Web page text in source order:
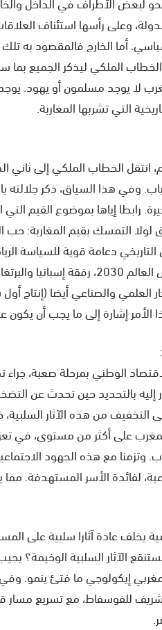
وعلى رأسها استئناف
أما الخارج فالمقصود به
الملكي ليذكر الجميع
لا يوجد مسلمون أو يهود.
التي تشربها المغاربة.
انتقل الخطاب الملكي إلى
وفي هذا السياق، ذكر جلالته
رابطا إياها بموضوع القيم
لولا التمسك بقيم المغاربة:
التاريخي دعامة قوية للسياسة
ترشيح المغرب لاحتضان كأس
العلمي والصناعي أيضا (إنتاج
إشارة إلى ما يجب أن
الوطني بمرحلة صعبة، جراء
بالتحديد حين تحدث عن
التخفيف من هذه الآثار
على أكثر من مستوى، في
وتزمنا مع هذه الجهود
لفائدة الأسر المستهدفة. مما
يخلف عادة آثارا سلبية على
الآثار السلبية الوخيمة؟
إيكولوجي ما فتئ ينمو.
للفوسفاط، مع تسريع